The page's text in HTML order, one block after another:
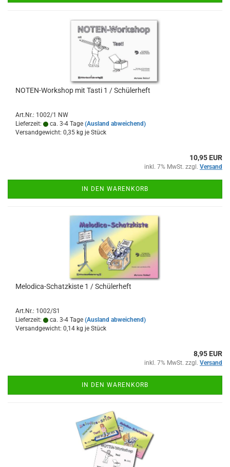
NOTEN-​​Work­shop mit Tasti 1 / Schü­ler­heft
Art.Nr.: 1002/1 NW
Lieferzeit:
ca. 3-4 Tage (Ausland abweichend)
Versandgewicht: 0,35 kg je Stück
10,95 EUR
inkl. 7% MwSt. zzgl. Versand
IN DEN WARENKORB
Melodica-​​Schatz­kis­te 1 / Schü­ler­heft
Art.Nr.: 1002/S1
Lieferzeit:
ca. 3-4 Tage (Ausland abweichend)
Versandgewicht: 0,14 kg je Stück
8,95 EUR
inkl. 7% MwSt. zzgl. Versand
IN DEN WARENKORB